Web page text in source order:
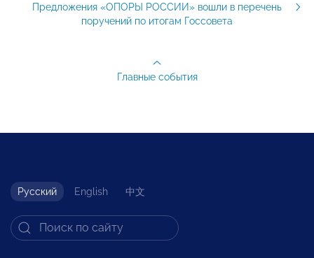
Предложения «ОПОРЫ РОССИИ» вошли в перечень
поручений по итогам Госсовета
Главные события
Русский English 中文